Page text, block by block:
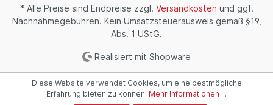
* Alle Preise sind Endpreise zzgl. Versandkosten und ggf.
Nachnahmegebühren. Kein Umsatzsteuerausweis gemäß §19,
Abs. 1 UStG.
Realisiert mit Shopware
Diese Website verwendet Cookies, um eine bestmögliche
Erfahrung bieten zu können. Mehr Informationen ...